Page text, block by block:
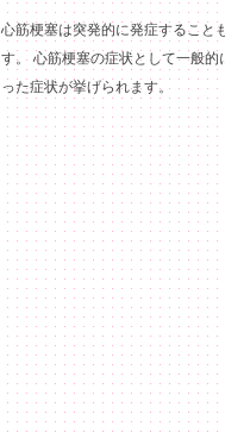
心筋梗塞は突発的に発症すること
す。 心筋梗塞の症状として一般
った症状が挙げられます。